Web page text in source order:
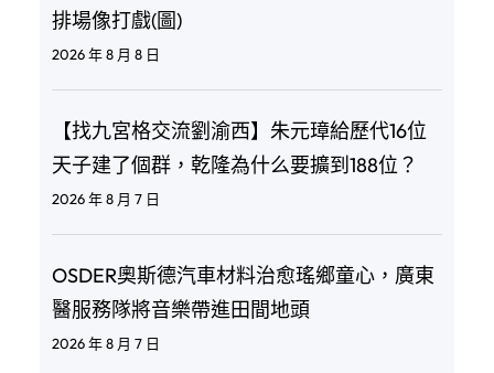
排場像打戲(圖)
2026 年 8 月 8 日
【找九宮格交流劉渝西】朱元璋給歷代16位
天子建了個群，乾隆為什么要擴到188位？
2026 年 8 月 7 日
OSDER奧斯德汽車材料治愈瑤鄉童心，廣東
醫服務隊將音樂帶進田間地頭
2026 年 8 月 7 日